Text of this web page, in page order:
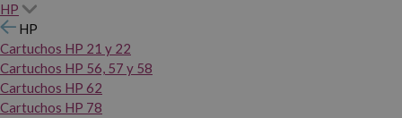
HP
HP
Cartuchos HP 21 y 22
Cartuchos HP 56, 57 y 58
Cartuchos HP 62
Cartuchos HP 78